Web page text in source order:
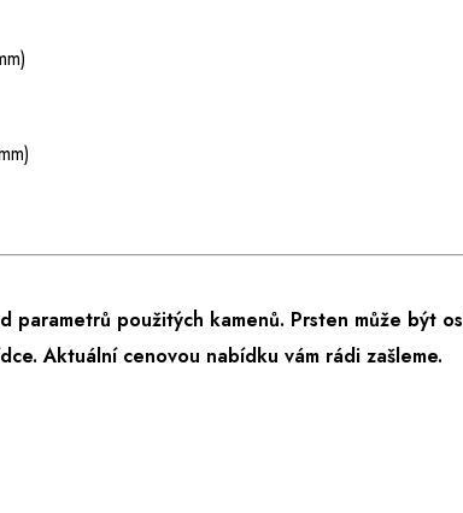
parametrů použitých kamenů. Prsten může být
Aktuální cenovou nabídku vám rádi zašleme.